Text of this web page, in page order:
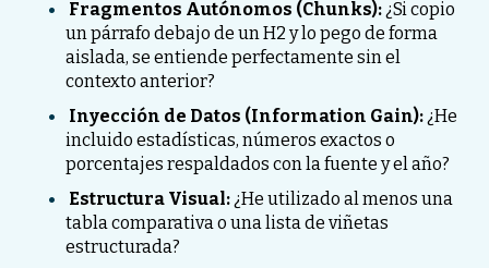
Fragmentos Autónomos (Chunks): ¿Si copio
un párrafo debajo de un H2 y lo pego de forma
aislada, se entiende perfectamente sin el
contexto anterior?
Inyección de Datos (Information Gain): ¿He
incluido estadísticas, números exactos o
porcentajes respaldados con la fuente y el año?
Estructura Visual: ¿He utilizado al menos una
tabla comparativa o una lista de viñetas
estructurada?